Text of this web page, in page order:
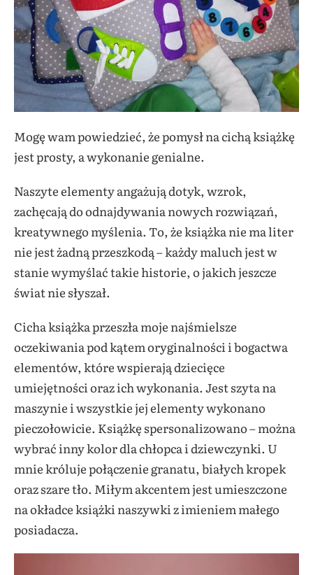
Mogę wam powiedzieć, że pomysł na cichą książkę
jest prosty, a wykonanie genialne.
Naszyte elementy angażują dotyk, wzrok,
zachęcają do odnajdywania nowych rozwiązań,
kreatywnego myślenia. To, że książka nie ma liter
nie jest żadną przeszkodą – każdy maluch jest w
stanie wymyślać takie historie, o jakich jeszcze
świat nie słyszał.
Cicha książka przeszła moje najśmielsze
oczekiwania pod kątem oryginalności i bogactwa
elementów, które wspierają dziecięce
umiejętności oraz ich wykonania. Jest szyta na
maszynie i wszystkie jej elementy wykonano
pieczołowicie. Książkę spersonalizowano – można
wybrać inny kolor dla chłopca i dziewczynki. U
mnie króluje połączenie granatu, białych kropek
oraz szare tło. Miłym akcentem jest umieszczone
na okładce książki naszywki z imieniem małego
posiadacza.